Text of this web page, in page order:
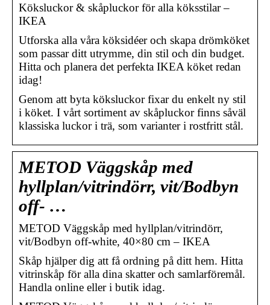
Köksluckor & skåpluckor för alla köksstilar –
IKEA
Utforska alla våra köksidéer och skapa drömköket
som passar ditt utrymme, din stil och din budget.
Hitta och planera det perfekta IKEA köket redan
idag!
Genom att byta köksluckor fixar du enkelt ny stil
i köket. I vårt sortiment av skåpluckor finns såväl
klassiska luckor i trä, som varianter i rostfritt stål.
METOD Väggskåp med
hyllplan/vitrindörr, vit/Bodbyn
off- …
METOD Väggskåp med hyllplan/vitrindörr,
vit/Bodbyn off-white, 40×80 cm – IKEA
Skåp hjälper dig att få ordning på ditt hem. Hitta
vitrinskåp för alla dina skatter och samlarföremål.
Handla online eller i butik idag.